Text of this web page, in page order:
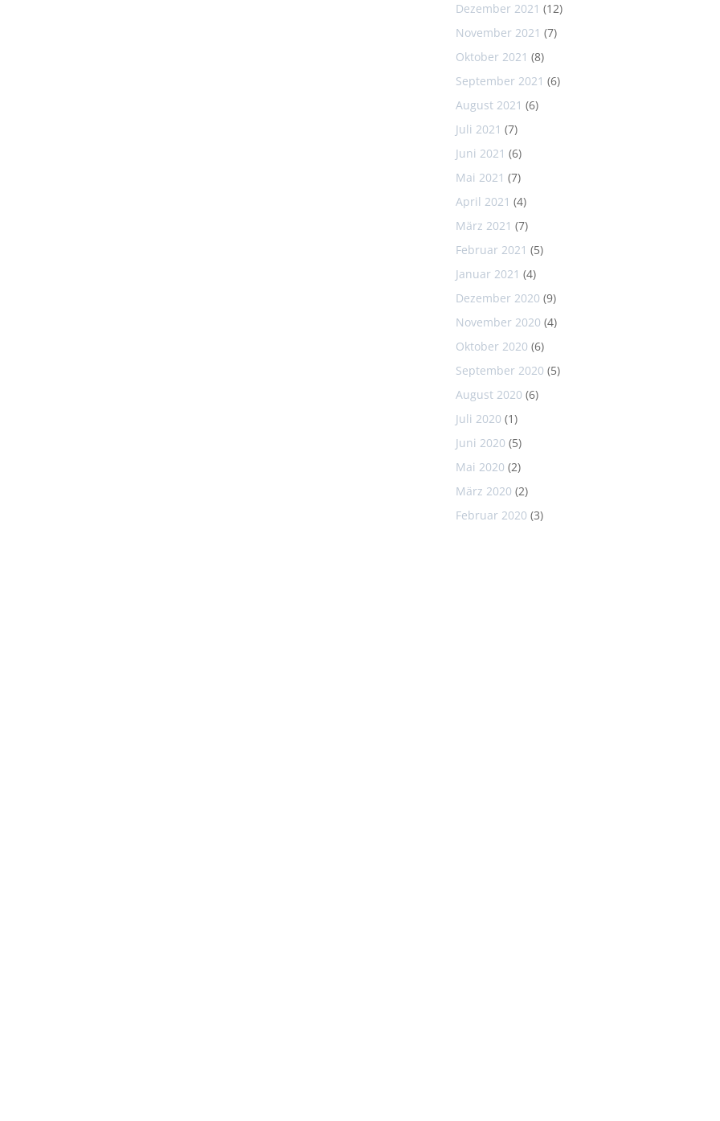
Dezember 2021 (12)
November 2021 (7)
Oktober 2021 (8)
September 2021 (6)
August 2021 (6)
Juli 2021 (7)
Juni 2021 (6)
Mai 2021 (7)
April 2021 (4)
März 2021 (7)
Februar 2021 (5)
Januar 2021 (4)
Dezember 2020 (9)
November 2020 (4)
Oktober 2020 (6)
September 2020 (5)
August 2020 (6)
Juli 2020 (1)
Juni 2020 (5)
Mai 2020 (2)
März 2020 (2)
Februar 2020 (3)